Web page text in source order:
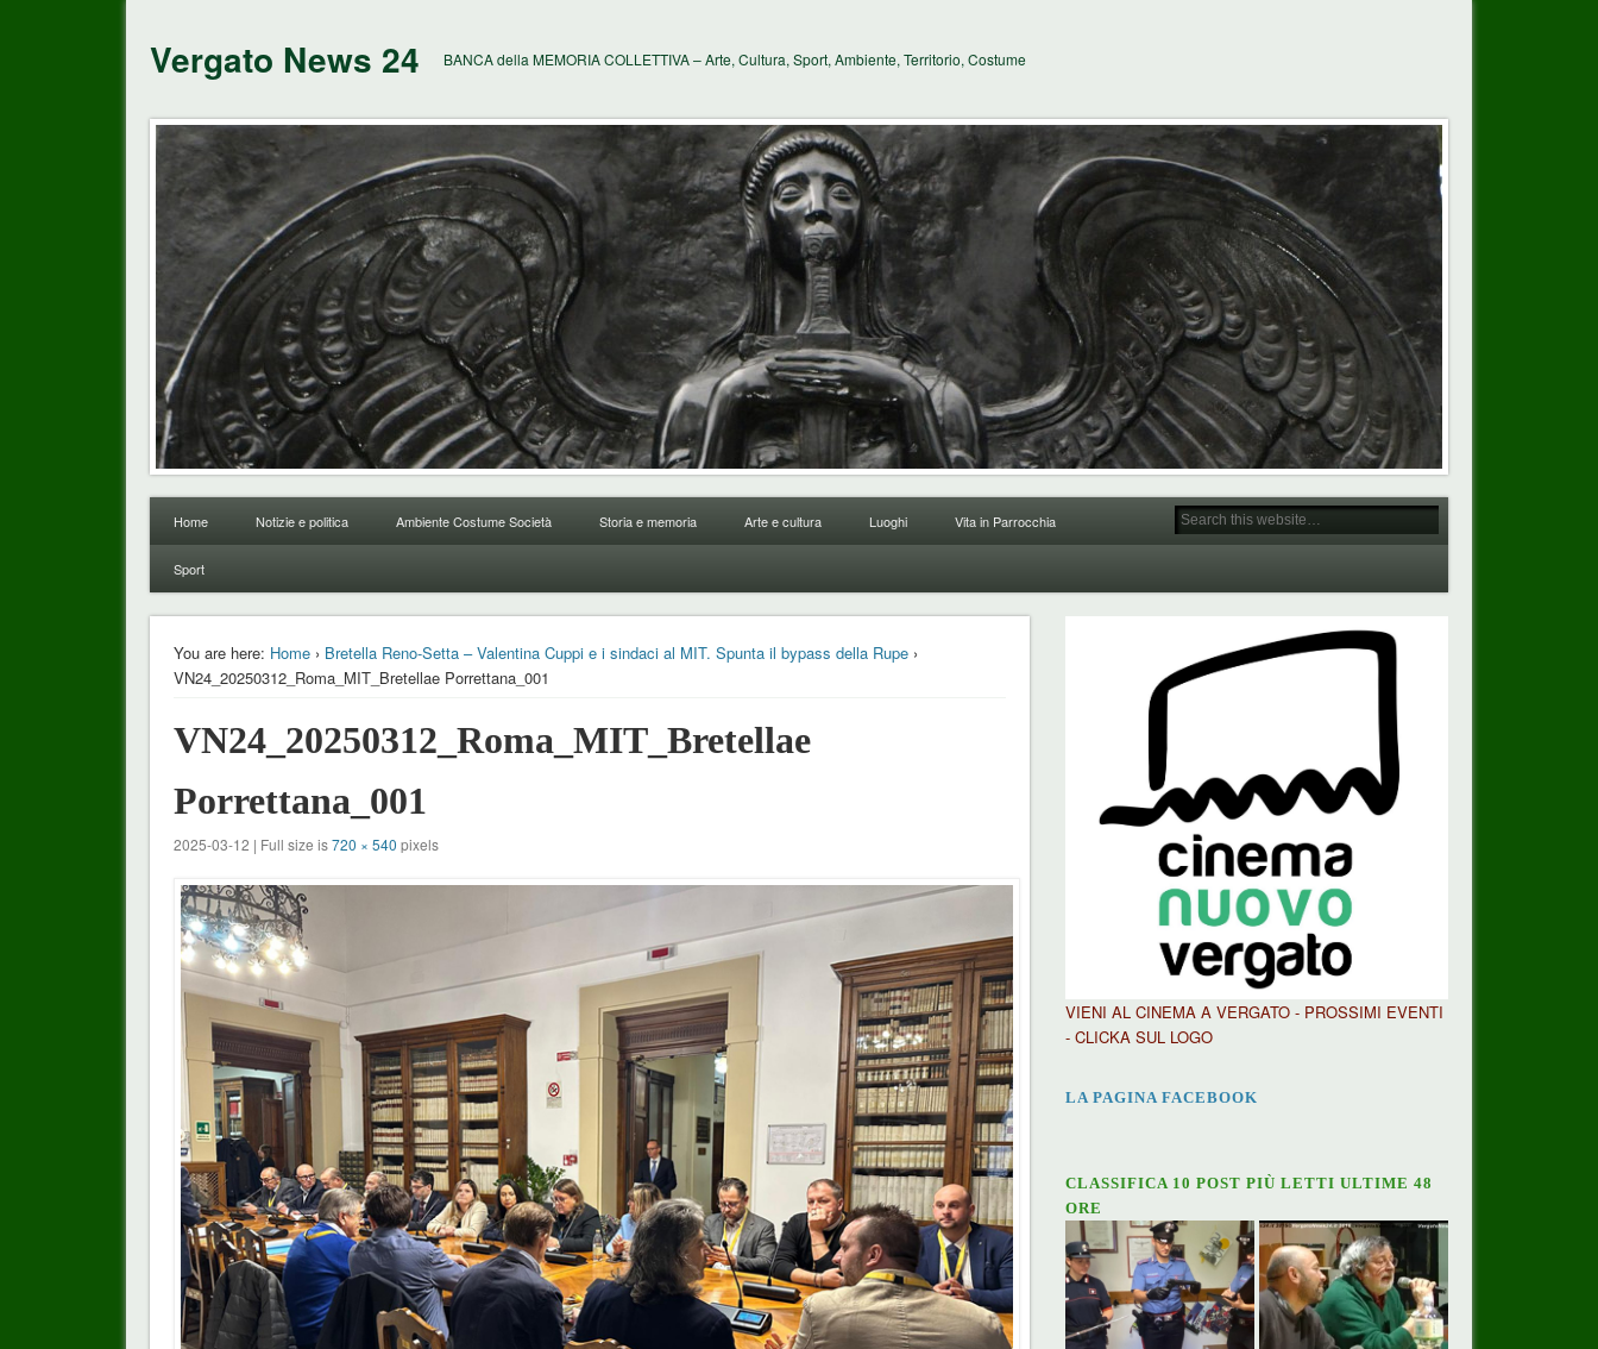
Vergato News 24 BANCA della MEMORIA COLLETTIVA – Arte, Cultura, Sport, Ambiente, Territorio, Costume
Home Notizie e politica Ambiente Costume Società Storia e memoria Arte e cultura Luoghi Vita in Parrocchia
Sport
You are here: Home› Bretella Reno-Setta – Valentina Cuppi e i sindaci al MIT. Spunta il bypass della Rupe›
VN24_20250312_Roma_MIT_Bretellae Porrettana_001
VN24_20250312_Roma_MIT_Bretellae
Porrettana_001
2025-03-12 | Full size is720 × 540 pixels
VIENI AL CINEMA A VERGATO - PROSSIMI EVENTI
- CLICKA SUL LOGO
LA PAGINA FACEBOOK
CLASSIFICA 10 POST PIÙ LETTI ULTIME 48
ORE